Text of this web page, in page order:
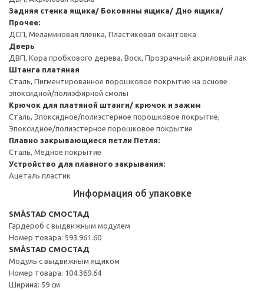
Задняя стенка ящика/ Боковины ящика/ Дно ящика/
Прочее:
ДСП, Меламиновая пленка, Пластиковая окантовка
Дверь
ДВП, Кора пробкового дерева, Воск, Прозрачный акриловый лак
Штанга платяная
Сталь, Пигментированное порошковое покрытие на основе
эпоксидной/полиэфирной смолы
Крючок для платяной штанги/ крючок и зажим
Сталь, Эпоксидное/полиэстерное порошковое покрытие,
Эпоксидное/полиэстерное порошковое покрытие
Плавно закрывающиеся петли Петля:
Сталь, Медное покрытие
Устройство для плавного закрывания:
Ацеталь пластик
Информация об упаковке
SMÅSTAD СМОСТАД
Гардероб с выдвижным модулем
Номер товара: 593.961.60
SMÅSTAD СМОСТАД
Модуль с выдвижным ящиком
Номер товара: 104.369.64
Ширина: 59 см